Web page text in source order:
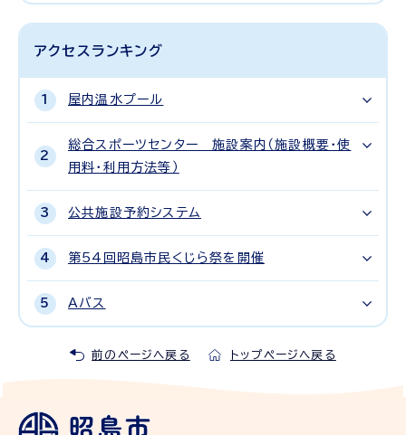
アクセスランキング
屋内温水プール
総合スポーツセンター 施設案内（施設概要・使
用料・利用方法等）
公共施設予約システム
第54回昭島市民くじら祭を開催
Aバス
前のページへ戻る トップページへ戻る